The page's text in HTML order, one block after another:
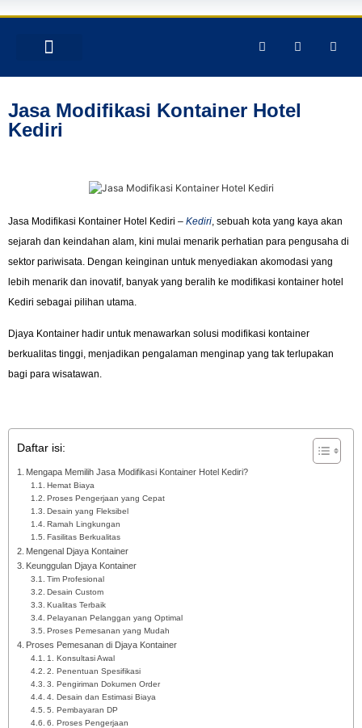
Jasa Modifikasi Kontainer Hotel
Kediri
Jasa Modifikasi Kontainer Hotel Kediri – Kediri , sebuah kota yang kaya akan
sejarah dan keindahan alam, kini mulai menarik perhatian para pengusaha di
sektor pariwisata. Dengan keinginan untuk menyediakan akomodasi yang
lebih menarik dan inovatif, banyak yang beralih ke modifikasi kontainer hotel
Kediri sebagai pilihan utama.
Djaya Kontainer hadir untuk menawarkan solusi modifikasi kontainer
berkualitas tinggi, menjadikan pengalaman menginap yang tak terlupakan
bagi para wisatawan.
Daftar isi:
Mengapa Memilih Jasa Modifikasi Kontainer Hotel Kediri?
Hemat Biaya
Proses Pengerjaan yang Cepat
Desain yang Fleksibel
Ramah Lingkungan
Fasilitas Berkualitas
Mengenal Djaya Kontainer
Keunggulan Djaya Kontainer
Tim Profesional
Desain Custom
Kualitas Terbaik
Pelayanan Pelanggan yang Optimal
Proses Pemesanan yang Mudah
Proses Pemesanan di Djaya Kontainer
1. Konsultasi Awal
2. Penentuan Spesifikasi
3. Pengiriman Dokumen Order
4. Desain dan Estimasi Biaya
5. Pembayaran DP
6. Proses Pengerjaan